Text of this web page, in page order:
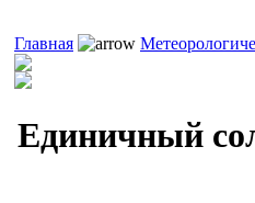
Главная
Единичный